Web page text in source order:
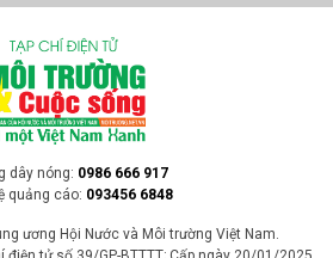
dây nóng: 0986 666 917
quảng cáo: 093456 6848
ương Hội Nước và Môi trường Việt Nam.